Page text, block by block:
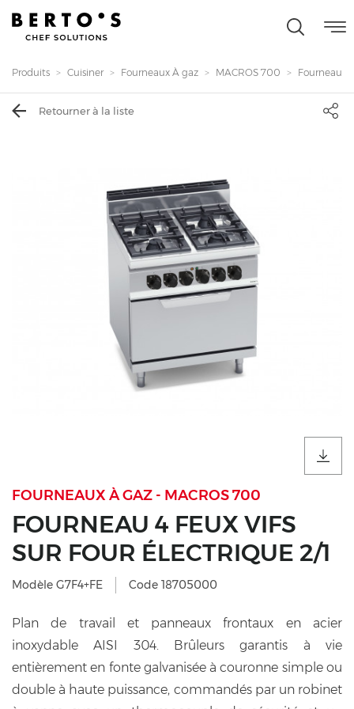
Produits Cuisiner Fourneaux À gaz MACROS 700 Fourneau 4
Retourner à la liste
FOURNEAUX À GAZ - MACROS 700
FOURNEAU 4 FEUX VIFS
SUR FOUR ÉLECTRIQUE 2/1
Modèle G7F4+FE Code 18705000
Plan de travail et panneaux frontaux en acier
inoxydable AISI 304. Brûleurs garantis à vie
entièrement en fonte galvanisée à couronne simple ou
double à haute puissance, commandés par un robinet